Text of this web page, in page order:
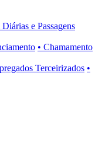
e Passagens
• Chamamento
Terceirizados •